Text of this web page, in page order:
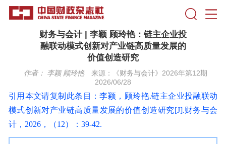
财务与会计 | 李颖 顾玲艳：链主企业投
融联动模式创新对产业链高质量发展的
价值创造研究
作者： 李颖 顾玲艳
来源：《财务与会计》2026年第12期
2026/06/28
引用 本文请复制 此条目：李颖，顾玲艳.链主企业投融联动
模式创新对产业链高质量发展的价值创造研究[J].财务与会
计，2026，（12）：39-42.